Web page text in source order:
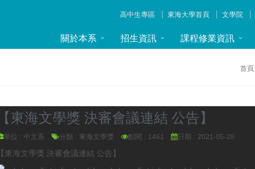
高中生專區 東海大學首頁 文學院
關於本系 招生資訊 課程修業資訊
首頁
【東海文學獎 決審會議連結 公告】
單位 : 中文系 分類 : 東海文學獎 點閱 : 1461 日期 : 2021-05-28
【東海文學獎 決審會議連結 公告】